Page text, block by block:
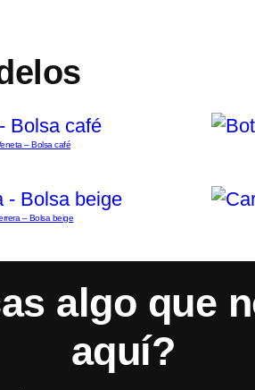
– Bolsa café
– Bolsa beige
algo que
aquí?